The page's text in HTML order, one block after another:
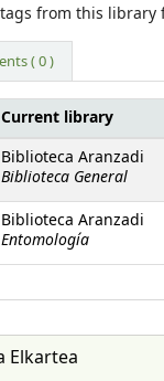
from this library
( 0 )
Current library
Biblioteca Aranzadi
Biblioteca General
Biblioteca Aranzadi
Entomología
Elkartea